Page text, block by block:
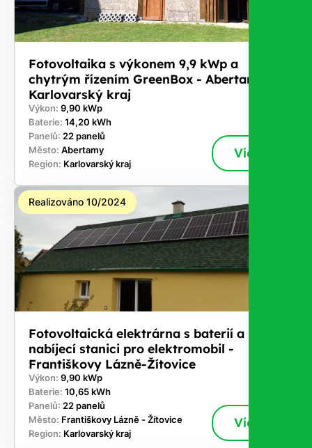
to
nestojí.
Fotovoltaika s výkonem 9,9 kWp a
chytrým řízením GreenBox - Abertamy
Karlovarský kraj
Výkon: 9,90 kWp
Baterie: 14,20 kWh
Panelů: 22 panelů
Město: Abertamy
Region: Karlovarský kraj
Více
Realizováno 10/2024
Fotovoltaická elektrárna s baterií a
nabíjecí stanici pro elektromobil -
Františkovy Lázně-Žítovice
Výkon: 9,90 kWp
Baterie: 10,65 kWh
Panelů: 22 panelů
Město: Františkovy Lázně - Žítovice
Region: Karlovarský kraj
Více